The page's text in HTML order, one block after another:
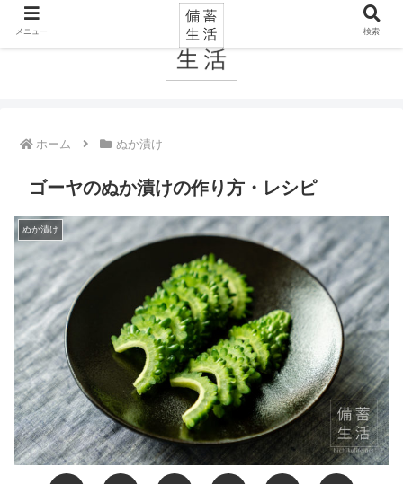
ホーム ぬか漬け
ゴーヤのぬか漬けの作り方・レシピ
ぬか漬け
メニュー 検索